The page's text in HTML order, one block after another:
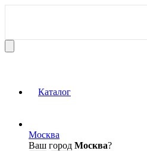
Каталог
Москва
Ваш город Москва?